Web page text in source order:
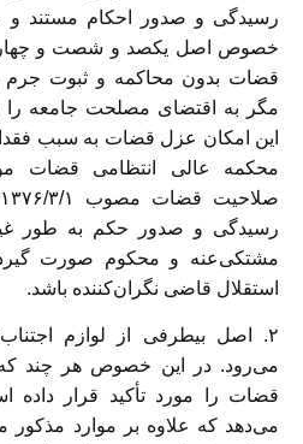
رسیدگی و صدور احکام مستند و
خصوص اصل یکصد و شصت و
قضات بدون محاکمه و ثبوت جرم
مگر به اقتضای مصلحت جامعه را
این امکان عزل قضات به سبب
محکمه عالی انتظامی قضات
رسیدگی و صدور حکم به طور
مشتکی‌عنه و محکوم صورت گیرد
استقلال قاضی نگران‌کننده باشد.
۲. اصل بیطرفی از لوازم
می‌رود. در این خصوص هر چند که
قضات را مورد تأکید قرار داده
می‌دهد که علاوه بر موارد